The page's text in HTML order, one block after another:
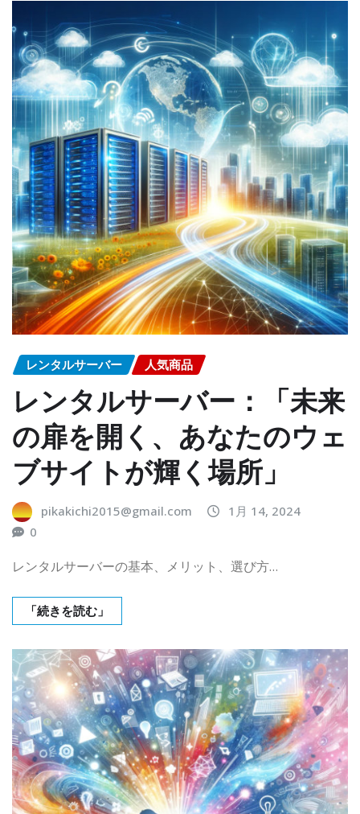
レンタルサーバー 人気商品
レンタルサーバー：「未来
の扉を開く、あなたのウェ
ブサイトが輝く場所」
pikakichi2015@gmail.com
1月 14, 2024
0
レンタルサーバーの基本、メリット、選び方…
「続きを読む」